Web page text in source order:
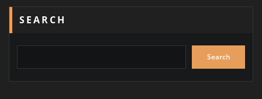
เรียบ
ยก
ระดับ
SEARCH
Search